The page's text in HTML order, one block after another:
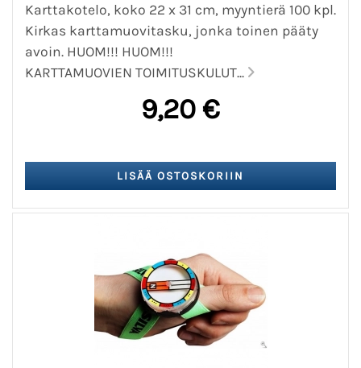
Karttakotelo, koko 22 x 31 cm, myyntierä 100 kpl.
Kirkas karttamuovitasku, jonka toinen pääty
avoin. HUOM!!! HUOM!!!
KARTTAMUOVIEN TOIMITUSKULUT...
9,20 €